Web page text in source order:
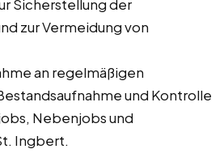
Sicherstellung der
zur Vermeidung von
an regelmäßigen
und Kontrolle
Nebenjobs und
Ingbert.